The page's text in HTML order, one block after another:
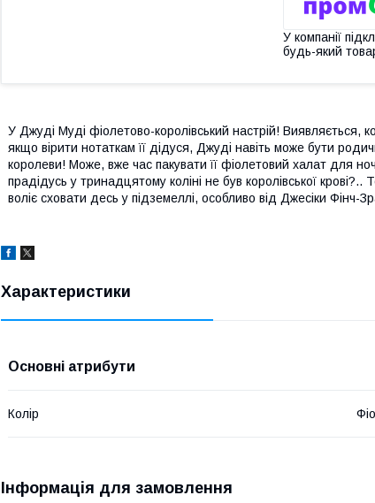
У компанії
будь-який
У Джуді Муді фіолетово-королівський настрій! Виявляється,
якщо вірити нотаткам її дідуся, Джуді навіть може бути
королеви! Може, вже час пакувати її фіолетовий халат для
прадідусь у тринадцятому коліні не був королівської
воліє сховати десь у підземеллі, особливо від Джесіки Фінч-
Характеристики
Основні атрибути
Колір
Інформація для замовлення